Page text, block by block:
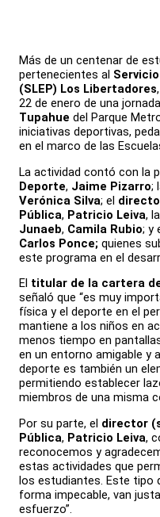
Más de un centenar de
pertenecientes al
(SLEP) Los Libertadores
22 de enero de una
Tupahue del Parque
iniciativas deportivas,
en el marco de las
La actividad contó con la
Deporte, Jaime Pizarro;
Verónica Silva; el
Pública, Patricio Leiva, la
Junaeb, Camila Rubio; y
Carlos Ponce; quienes
este programa en el
El titular de la cartera
señaló que “es muy
física y el deporte en el
mantiene a los niños en
menos tiempo en
en un entorno amigable y
deporte es también un
permitiendo establecer
miembros de una misma
Por su parte, el director
Pública, Patricio Leiva,
reconocemos y
estas actividades que
los estudiantes. Este tipo
forma impecable, van
esfuerzo”.